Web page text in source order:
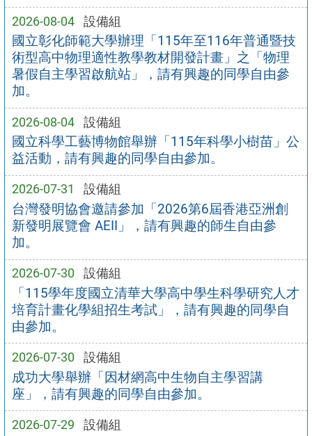
2026-08-04 設備組
國立彰化師範大學辦理「115年至116年普通暨技
術型高中物理適性教學教材開發計畫」之「物理
暑假自主學習啟航站」，請有興趣的同學自由參
加。
2026-08-04 設備組
國立科學工藝博物館舉辦「115年科學小樹苗」公
益活動，請有興趣的同學自由參加。
2026-07-31 設備組
台灣發明協會邀請參加「2026第6屆香港亞洲創
新發明展覽會 AEII」，請有興趣的師生自由參
加。
2026-07-30 設備組
「115學年度國立清華大學高中學生科學研究人才
培育計畫化學組招生考試」，請有興趣的同學自
由參加。
2026-07-30 設備組
成功大學舉辦「因材網高中生物自主學習講
座」，請有興趣的同學自由參加。
2026-07-29 設備組